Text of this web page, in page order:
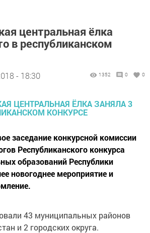
центральная ёлка
в республиканском
- 18:30 1352 0 0
заседание конкурсной комиссии
Республиканского конкурса
образований Республики
новогоднее мероприятие и
43 муниципальных районов
и 2 городских округа.